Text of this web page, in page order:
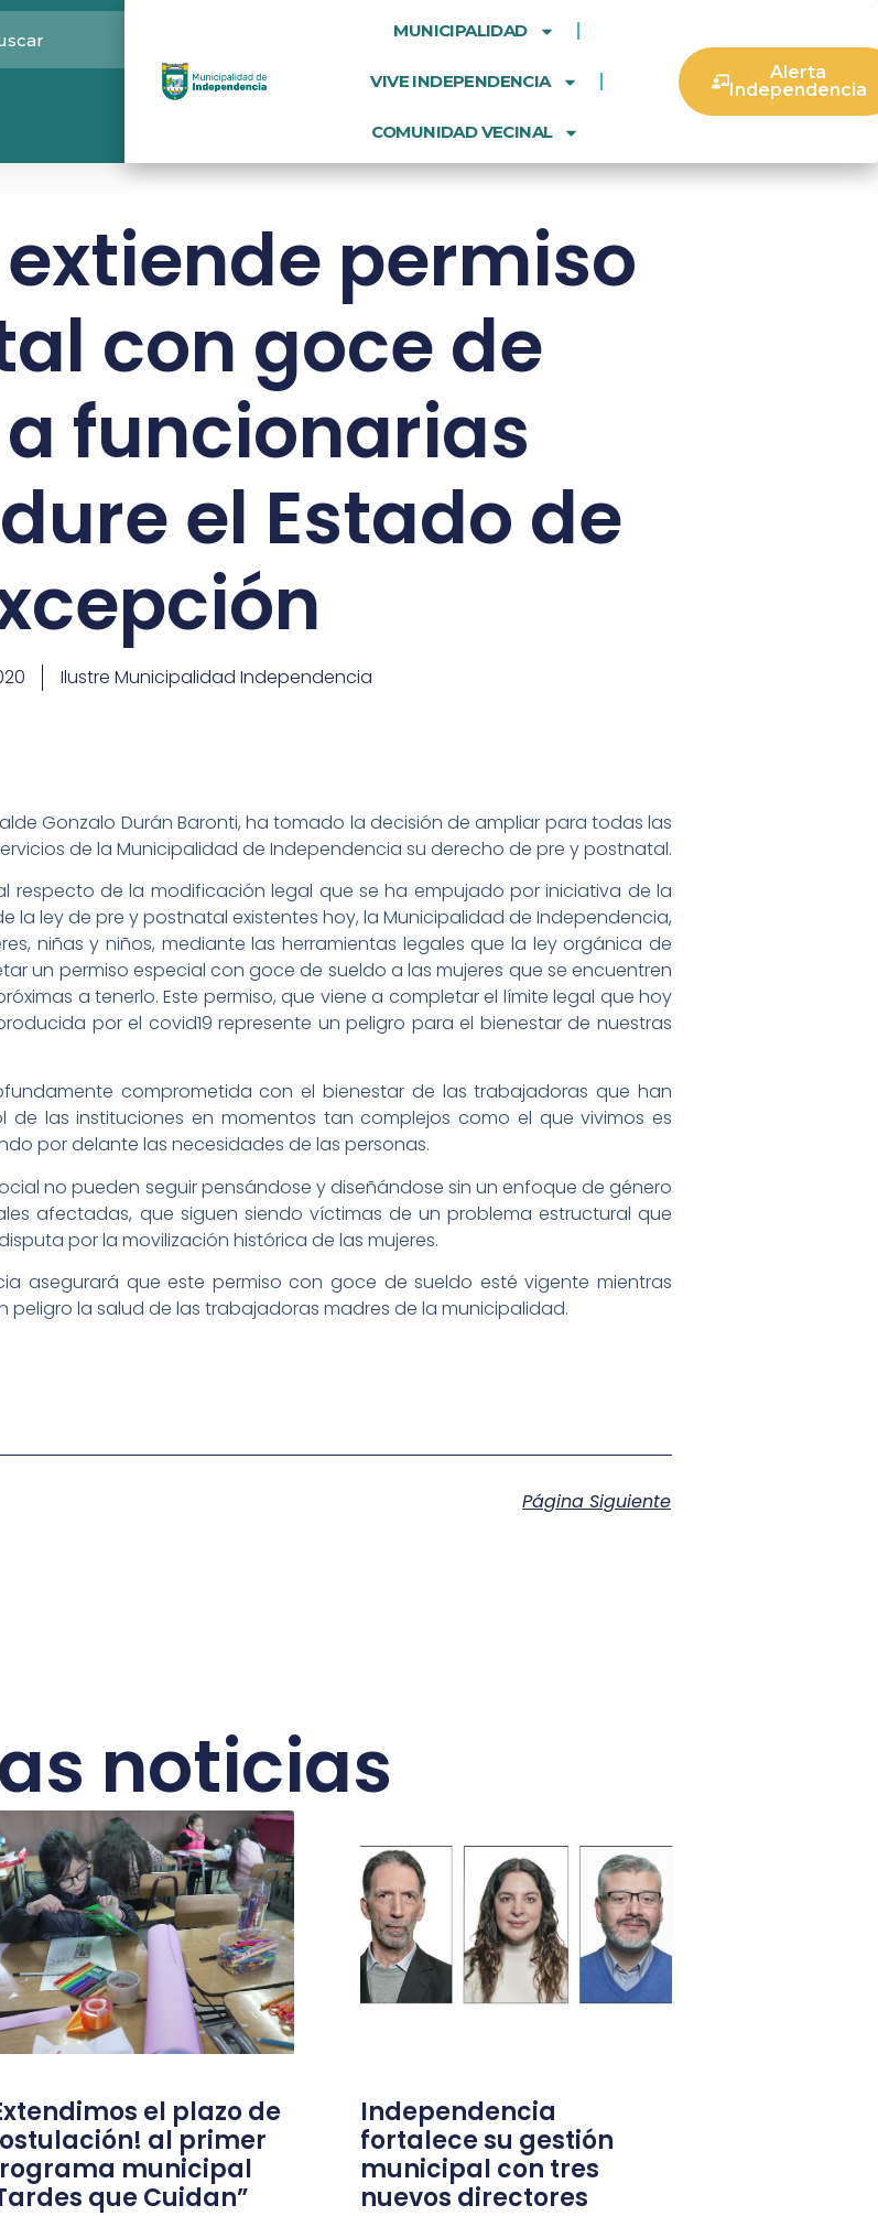
MUNICIPALIDAD
VIVE INDEPENDENCIA
COMUNIDAD VECINAL
Alerta
Independencia
permiso
con goce de
funcionarias
el Estado de
Ilustre Municipalidad Independencia
Gonzalo Durán Baronti, ha tomado la decisión de ampliar para todas las
de la Municipalidad de Independencia su derecho de pre y postnatal.
respecto de la modificación legal que se ha empujado por iniciativa de la
la ley de pre y postnatal existentes hoy, la Municipalidad de Independencia,
niñas y niños, mediante las herramientas legales que la ley orgánica de
un permiso especial con goce de sueldo a las mujeres que se encuentren
a tenerlo. Este permiso, que viene a completar el límite legal que hoy
por el covid19 represente un peligro para el bienestar de nuestras
comprometida con el bienestar de las trabajadoras que han
las instituciones en momentos tan complejos como el que vivimos es
por delante las necesidades de las personas.
no pueden seguir pensándose y diseñándose sin un enfoque de género
afectadas, que siguen siendo víctimas de un problema estructural que
por la movilización histórica de las mujeres.
asegurará que este permiso con goce de sueldo esté vigente mientras
la salud de las trabajadoras madres de la municipalidad.
Página Siguiente
noticias
el plazo de
al primer
municipal
que Cuidan”
Independencia
fortalece su gestión
municipal con tres
nuevos directores